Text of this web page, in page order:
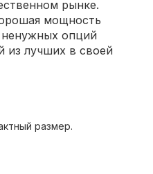
рынке.
мощность
ненужных опций
из лучших в своей
размер.